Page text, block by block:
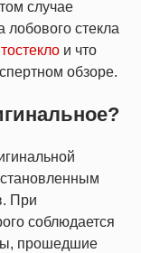
случае
стекла
и что
обзоре.
При
соблюдается
прошедшие